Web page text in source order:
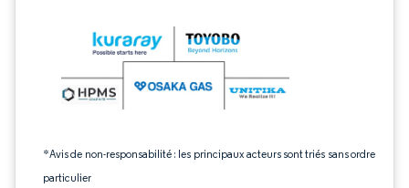
*Avis de non-responsabilité : les principaux acteurs sont triés sans ordre
particulier